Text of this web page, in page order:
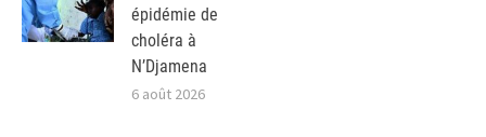
épidémie de
choléra à
N’Djamena
6 août 2026